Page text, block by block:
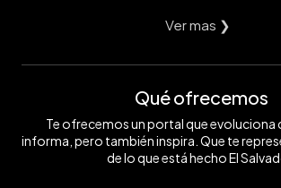
Ver mas ❯
Qué ofrecemos
Te ofrecemos un portal que evoluciona
informa, pero también inspira. Que te
de lo que está hecho El